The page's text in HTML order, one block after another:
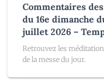
Commentaires
du 16e dimanche
juillet 2026 –
Retrouvez les
de la messe du jour.